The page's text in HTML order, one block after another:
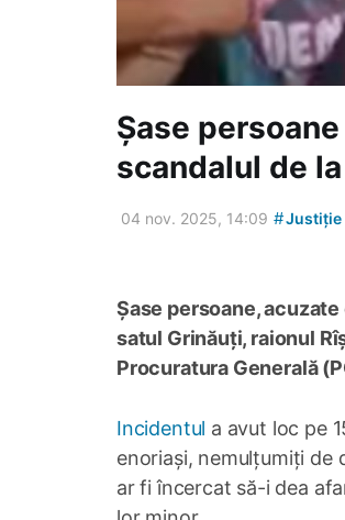
Șase
scandalul de
04 nov. 2025, 14:09 #Justiție
Șase persoane,
satul Grinăuți, raionul
Procuratura Generală
Incidentul a avut loc pe
enoriași, nemulțumiți de
ar fi încercat să-i dea